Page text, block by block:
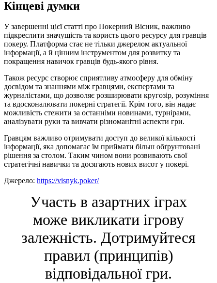
Кінцеві думки
У завершенні цієї статті про Покерний Вісник, важливо
підкреслити значущість та користь цього ресурсу для гравців
покеру. Платформа стає не тільки джерелом актуальної
інформації, а й цінним інструментом для розвитку та
покращення навичок гравців будь-якого рівня.
Також ресурс створює сприятливу атмосферу для обміну
досвідом та знаннями між гравцями, експертами та
журналістами, що дозволяє розширювати кругозір, розуміння
та вдосконалювати покерні стратегії. Крім того, він надає
можливість стежити за останніми новинами, турнірами,
аналізувати руки та вивчати різноманітні аспекти гри.
Гравцям важливо отримувати доступ до великої кількості
інформації, яка допомагає їм приймати більш обґрунтовані
рішення за столом. Таким чином вони розвивають свої
стратегічні навички та досягають нових висот у покері.
Джерело: https://visnyk.poker/
Участь в азартних іграх
може викликати ігрову
залежність. Дотримуйтеся
правил (принципів)
відповідальної гри.